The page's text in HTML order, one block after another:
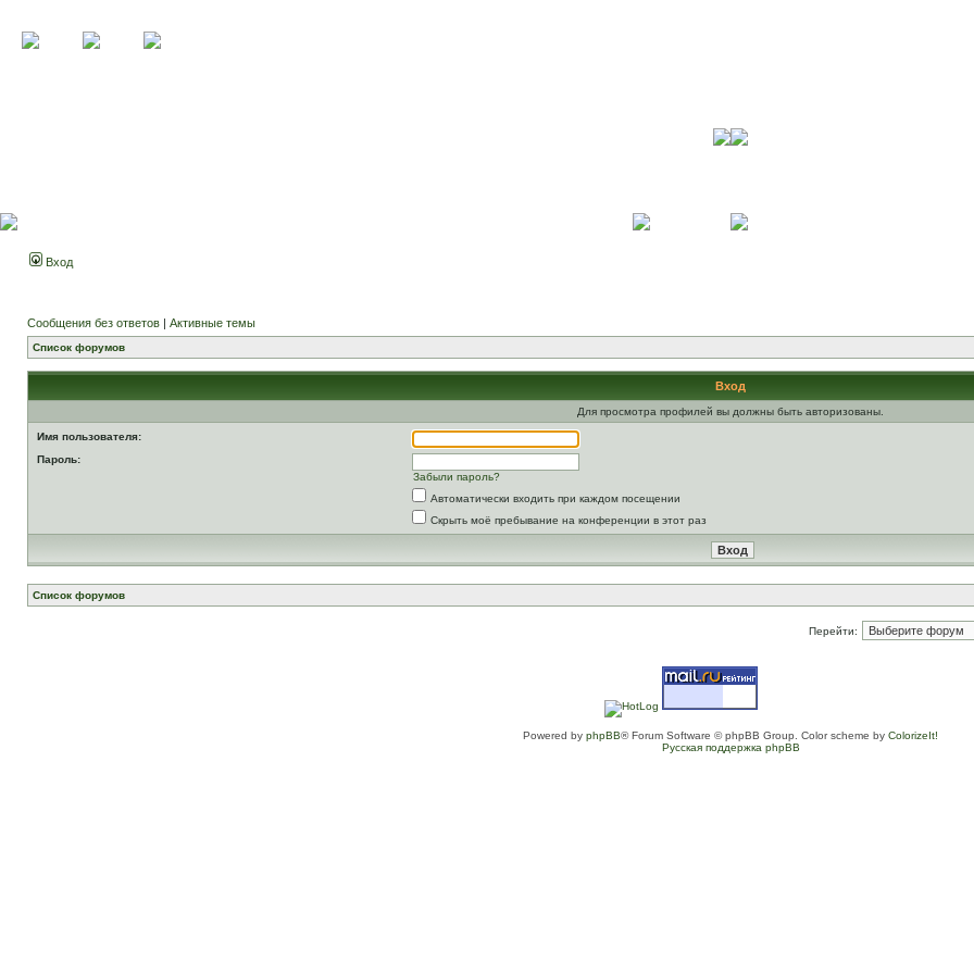
Вход
Сообщения без ответов | Активные темы
Список форумов
Вход
Для просмотра профилей вы должны быть авторизованы.
Имя пользователя:
Пароль:
Забыли пароль?
Автоматически входить при каждом посещении
Скрыть моё пребывание на конференции в этот раз
Список форумов
Перейти:
Powered by phpBB® Forum Software © phpBB Group. Color scheme by ColorizeIt!
Русская поддержка phpBB